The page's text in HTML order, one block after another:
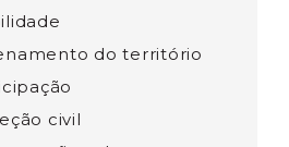
do território
civil